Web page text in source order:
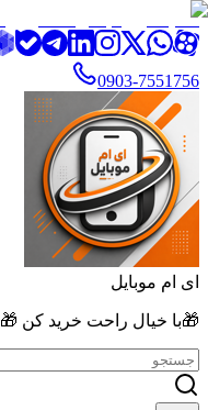
تخفیف ویژه بالای ۲۰٪ روی تمامی محصولات
0903-7551756
ای ام موبایل
🎁با خیال راحت خرید کن 🎁